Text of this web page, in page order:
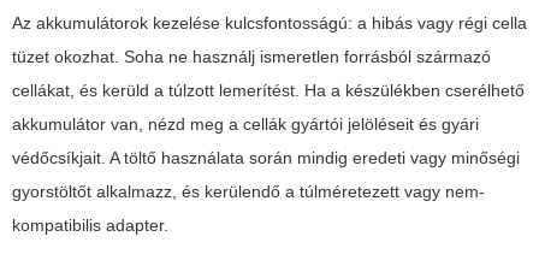
Az akkumulátorok kezelése kulcsfontosságú: a hibás vagy régi cella
tüzet okozhat. Soha ne használj ismeretlen forrásból származó
cellákat, és kerüld a túlzott lemerítést. Ha a készülékben cserélhető
akkumulátor van, nézd meg a cellák gyártói jelöléseit és gyári
védőcsíkjait. A töltő használata során mindig eredeti vagy minőségi
gyorstöltőt alkalmazz, és kerülendő a túlméretezett vagy nem-
kompatibilis adapter.